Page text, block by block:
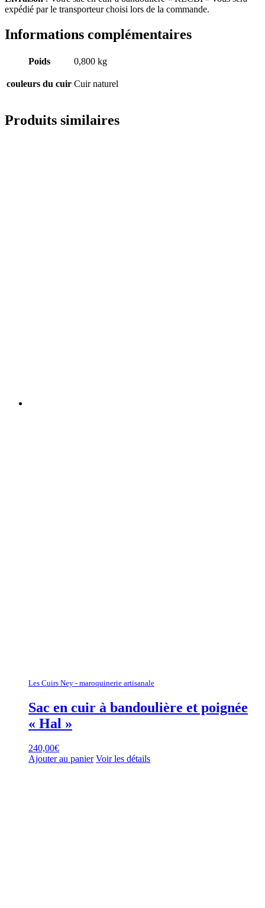
expédié par le transporteur choisi lors de la commande.
Informations complémentaires
Poids 0,800 kg
couleurs du cuir Cuir naturel
Produits similaires
Les Cuirs Ney - maroquinerie artisanale
Sac en cuir à bandoulière et poignée
« Hal »
240,00€
Ajouter au panier Voir les détails